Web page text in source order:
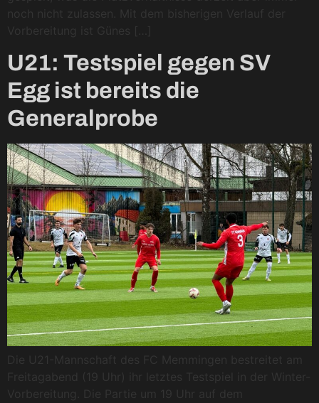
noch nicht zulassen. Mit dem bisherigen Verlauf der
Vorbereitung ist Günes […]
U21: Testspiel gegen SV
Egg ist bereits die
Generalprobe
Die U21-Mannschaft des FC Memmingen bestreitet am
Freitagabend (19 Uhr) ihr letztes Testspiel in der Winter-
Vorbereitung. Die Partie um 19 Uhr auf dem